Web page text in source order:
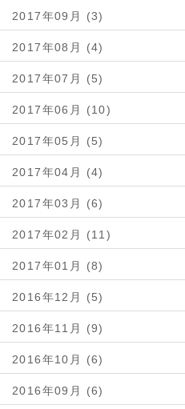
2017年09月 (3)
2017年08月 (4)
2017年07月 (5)
2017年06月 (10)
2017年05月 (5)
2017年04月 (4)
2017年03月 (6)
2017年02月 (11)
2017年01月 (8)
2016年12月 (5)
2016年11月 (9)
2016年10月 (6)
2016年09月 (6)